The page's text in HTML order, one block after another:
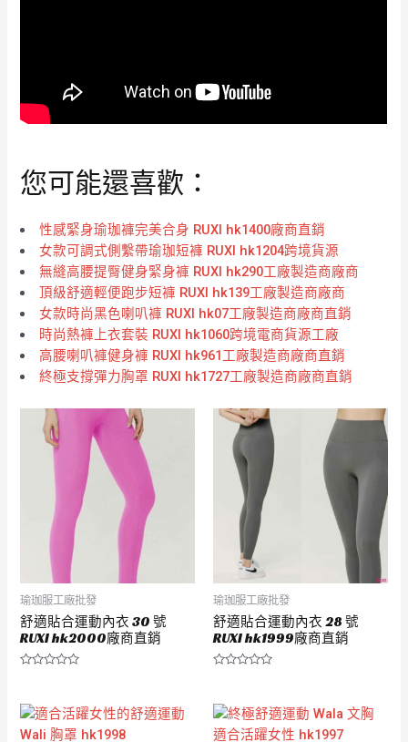
您可能還喜歡：
性感緊身瑜珈褲完美合身 RUXI hk1400廠商直銷
女款可調式側繫帶瑜珈短褲 RUXI hk1204跨境貨源
無縫高腰提臀健身緊身褲 RUXI hk290工廠製造商廠商
頂級舒適輕便跑步短褲 RUXI hk139工廠製造商廠商
女款時尚黑色喇叭褲 RUXI hk07工廠製造商廠商直銷
時尚熱褲上衣套裝 RUXI hk1060跨境電商貨源工廠
高腰喇叭褲健身褲 RUXI hk961工廠製造商廠商直銷
終極支撐彈力胸罩 RUXI hk1727工廠製造商廠商直銷
瑜珈服工廠批發
舒適貼合運動內衣 30 號
RUXI hk2000廠商直銷
滿
分
5
瑜珈服工廠批發
舒適貼合運動內衣 28 號
RUXI hk1999廠商直銷
滿
分
5